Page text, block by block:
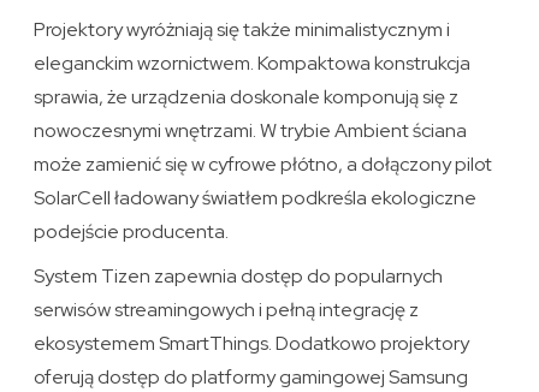
Projektory wyróżniają się także minimalistycznym i
eleganckim wzornictwem. Kompaktowa konstrukcja
sprawia, że urządzenia doskonale komponują się z
nowoczesnymi wnętrzami. W trybie Ambient ściana
może zamienić się w cyfrowe płótno, a dołączony pilot
SolarCell ładowany światłem podkreśla ekologiczne
podejście producenta.
System Tizen zapewnia dostęp do popularnych
serwisów streamingowych i pełną integrację z
ekosystemem SmartThings. Dodatkowo projektory
oferują dostęp do platformy gamingowej Samsung